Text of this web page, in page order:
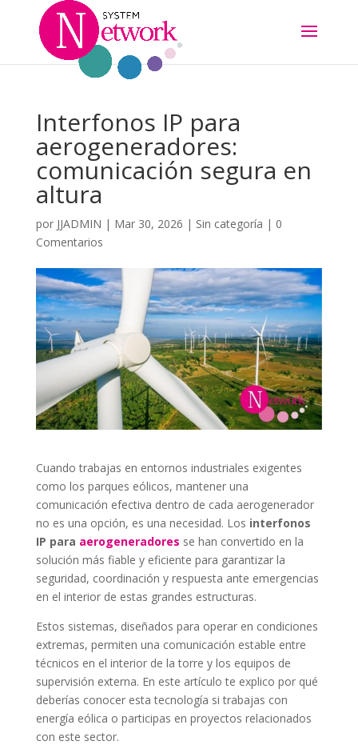
Interfonos IP para
aerogeneradores:
comunicación segura en
altura
por JJADMIN | Mar 30, 2026 | Sin categoría | 0
Comentarios
Cuando trabajas en entornos industriales exigentes
como los parques eólicos, mantener una
comunicación efectiva dentro de cada aerogenerador
no es una opción, es una necesidad. Los interfonos
IP para aerogeneradores se han convertido en la
solución más fiable y eficiente para garantizar la
seguridad, coordinación y respuesta ante emergencias
en el interior de estas grandes estructuras.
Estos sistemas, diseñados para operar en condiciones
extremas, permiten una comunicación estable entre
técnicos en el interior de la torre y los equipos de
supervisión externa. En este artículo te explico por qué
deberías conocer esta tecnología si trabajas con
energía eólica o participas en proyectos relacionados
con este sector.